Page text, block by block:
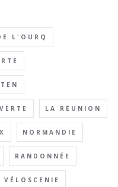
L'OURQ
LA RÉUNION
NORMANDIE
RANDONNÉE
VÉLOSCENIE